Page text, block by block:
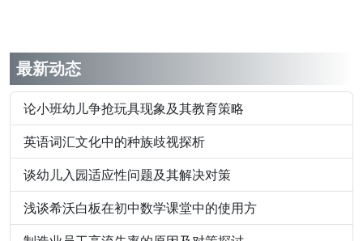
最新动态
论小班幼儿争抢玩具现象及其教育策略
英语词汇文化中的种族歧视探析
谈幼儿入园适应性问题及其解决对策
浅谈希沃白板在初中数学课堂中的使用方